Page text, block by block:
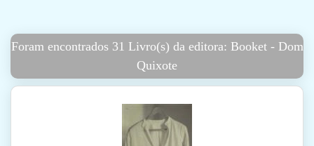
Foram encontrados 31 Livro(s) da editora: Booket - Dom
Quixote